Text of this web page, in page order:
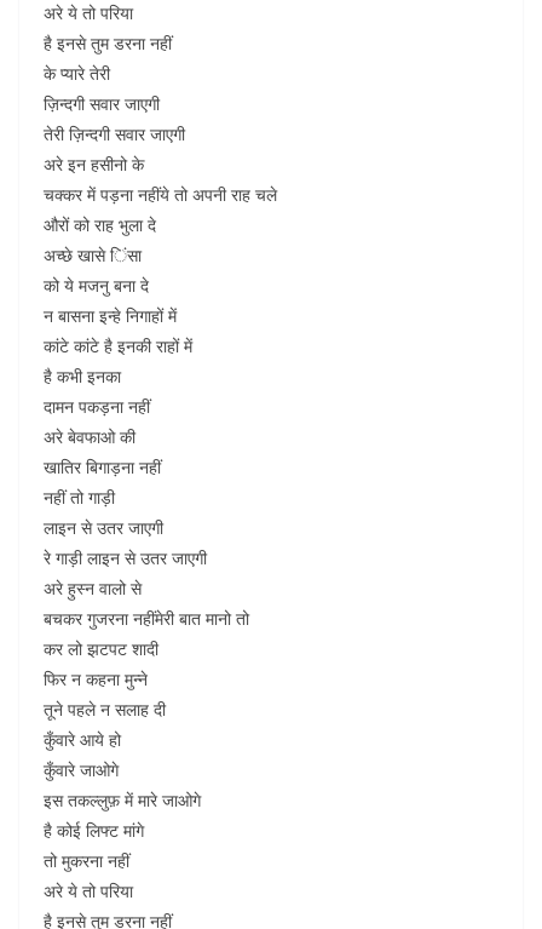
अरे ये तो परिया
है इनसे तुम डरना नहीं
के प्यारे तेरी
ज़िन्दगी सवार जाएगी
तेरी ज़िन्दगी सवार जाएगी
अरे इन हसीनो के
चक्कर में पड़ना नहींये तो अपनी राह चले
औरों को राह भुला दे
अच्छे खासे िंसा
को ये मजनु बना दे
न बासना इन्हे निगाहों में
कांटे कांटे है इनकी राहों में
है कभी इनका
दामन पकड़ना नहीं
अरे बेवफाओ की
खातिर बिगाड़ना नहीं
नहीं तो गाड़ी
लाइन से उतर जाएगी
रे गाड़ी लाइन से उतर जाएगी
अरे हुस्न वालो से
बचकर गुजरना नहींमेरी बात मानो तो
कर लो झटपट शादी
फिर न कहना मुन्ने
तूने पहले न सलाह दी
कुँवारे आये हो
कुँवारे जाओगे
इस तकल्लुफ़ में मारे जाओगे
है कोई लिफ्ट मांगे
तो मुकरना नहीं
अरे ये तो परिया
है इनसे तुम डरना नहीं